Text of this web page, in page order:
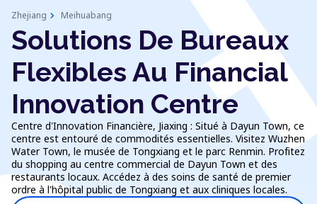
Zhejiang chevron_right Meihuabang
Solutions De Bureaux
Flexibles Au Financial
Innovation Centre
Centre d'Innovation Financière, Jiaxing : Situé à Dayun Town, ce
centre est entouré de commodités essentielles. Visitez Wuzhen
Water Town, le musée de Tongxiang et le parc Renmin. Profitez
du shopping au centre commercial de Dayun Town et des
restaurants locaux. Accédez à des soins de santé de premier
ordre à l'hôpital public de Tongxiang et aux cliniques locales.